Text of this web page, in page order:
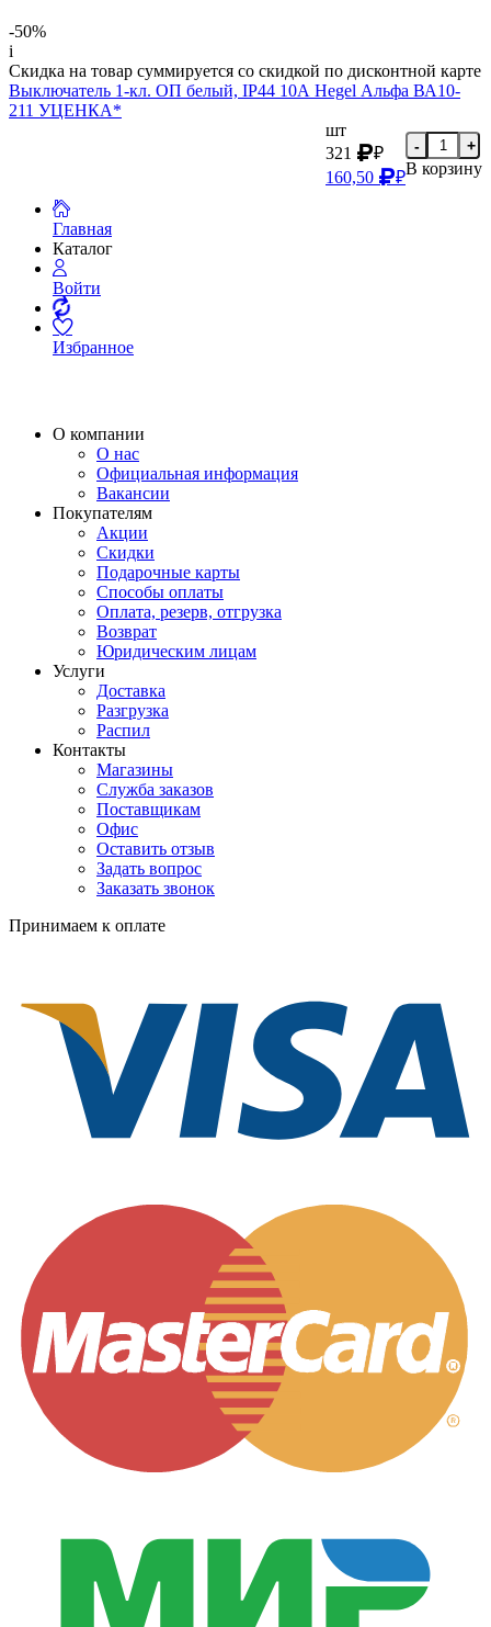
-50%
i
Скидка на товар суммируется со скидкой по дисконтной карте
Выключатель 1-кл. ОП белый, IP44 10А Hegel Альфа ВА10-
211 УЦЕНКА*
шт
321
₽
160,50
₽
- +
В корзину
Главная
Каталог
Войти
Избранное
О компании
О нас
Официальная информация
Вакансии
Покупателям
Акции
Скидки
Подарочные карты
Способы оплаты
Оплата, резерв, отгрузка
Возврат
Юридическим лицам
Услуги
Доставка
Разгрузка
Распил
Контакты
Магазины
Служба заказов
Поставщикам
Офис
Оставить отзыв
Задать вопрос
Заказать звонок
Принимаем к оплате